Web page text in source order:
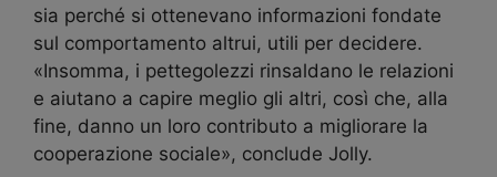
sia perché si ottenevano informazioni fondate
sul comportamento altrui, utili per decidere.
«Insomma, i pettegolezzi rinsaldano le relazioni
e aiutano a capire meglio gli altri, così che, alla
fine, danno un loro contributo a migliorare la
cooperazione sociale», conclude Jolly.